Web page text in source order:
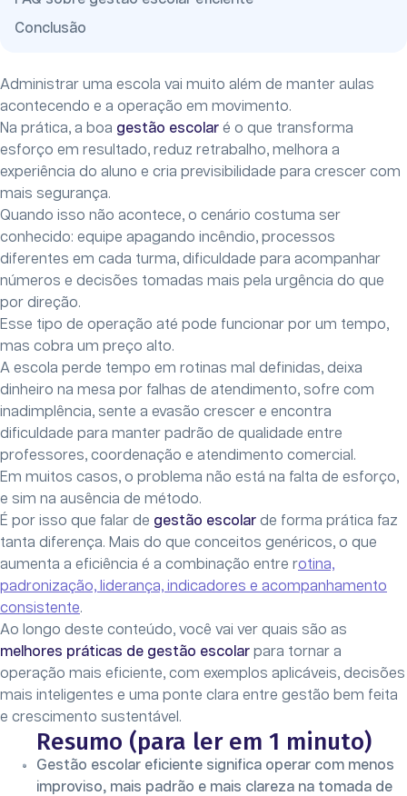
Conclusão
Administrar uma escola vai muito além de manter aulas
acontecendo e a operação em movimento.
Na prática, a boa gestão escolar é o que transforma
esforço em resultado, reduz retrabalho, melhora a
experiência do aluno e cria previsibilidade para crescer com
mais segurança.
Quando isso não acontece, o cenário costuma ser
conhecido: equipe apagando incêndio, processos
diferentes em cada turma, dificuldade para acompanhar
números e decisões tomadas mais pela urgência do que
por direção.
Esse tipo de operação até pode funcionar por um tempo,
mas cobra um preço alto.
A escola perde tempo em rotinas mal definidas, deixa
dinheiro na mesa por falhas de atendimento, sofre com
inadimplência, sente a evasão crescer e encontra
dificuldade para manter padrão de qualidade entre
professores, coordenação e atendimento comercial.
Em muitos casos, o problema não está na falta de esforço,
e sim na ausência de método.
É por isso que falar de gestão escolar de forma prática faz
tanta diferença. Mais do que conceitos genéricos, o que
aumenta a eficiência é a combinação entre rotina,
padronização, liderança, indicadores e acompanhamento
consistente.
Ao longo deste conteúdo, você vai ver quais são as
melhores práticas de gestão escolar para tornar a
operação mais eficiente, com exemplos aplicáveis, decisões
mais inteligentes e uma ponte clara entre gestão bem feita
e crescimento sustentável.
Resumo (para ler em 1 minuto)
Gestão escolar eficiente significa operar com menos
improviso, mais padrão e mais clareza na tomada de